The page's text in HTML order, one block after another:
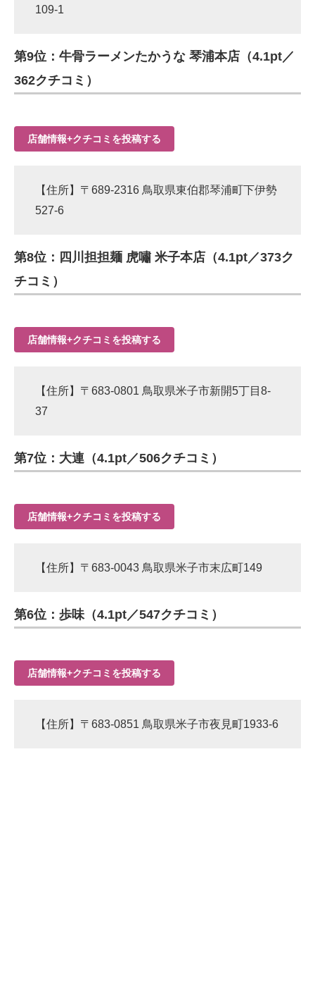
109-1
第9位：牛骨ラーメンたかうな 琴浦本店（4.1pt／
362クチコミ）
店舗情報+クチコミを投稿する
【住所】〒689-2316 鳥取県東伯郡琴浦町下伊勢
527-6
第8位：四川担担麺 虎嘯 米子本店（4.1pt／373ク
チコミ）
店舗情報+クチコミを投稿する
【住所】〒683-0801 鳥取県米子市新開5丁目8-
37
第7位：大連（4.1pt／506クチコミ）
店舗情報+クチコミを投稿する
【住所】〒683-0043 鳥取県米子市末広町149
第6位：歩味（4.1pt／547クチコミ）
店舗情報+クチコミを投稿する
【住所】〒683-0851 鳥取県米子市夜見町1933-6